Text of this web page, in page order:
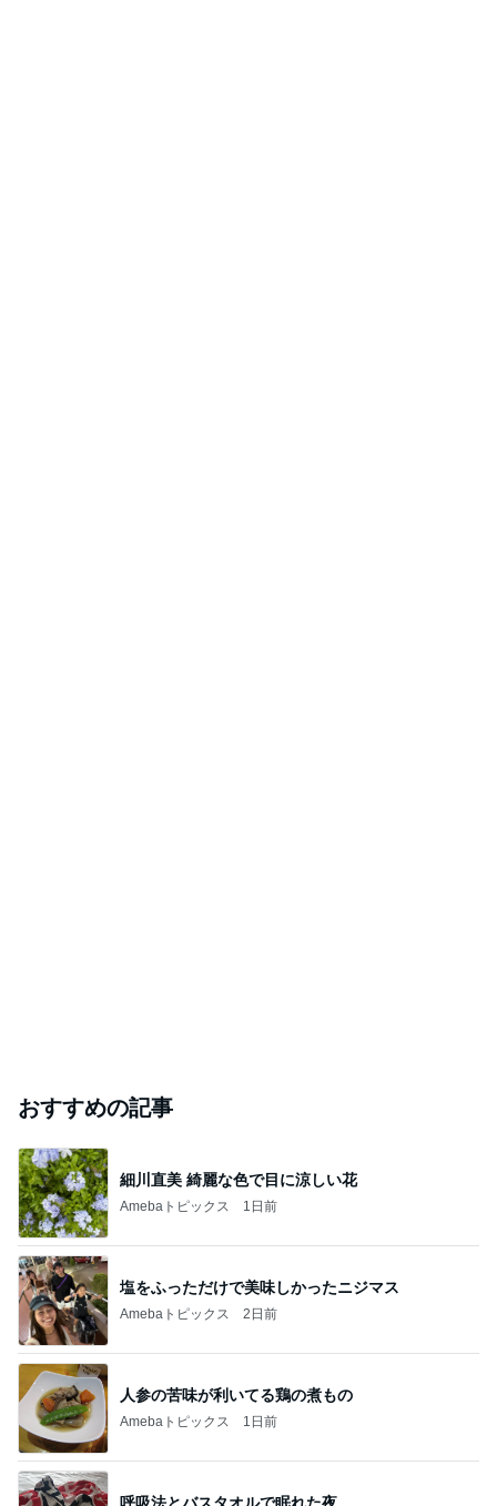
おすすめの記事
細川直美 綺麗な色で目に涼しい花
Amebaトピックス 1日前
塩をふっただけで美味しかったニジマス
Amebaトピックス 2日前
人参の苦味が利いてる鶏の煮もの
Amebaトピックス 1日前
呼吸法とバスタオルで眠れた夜